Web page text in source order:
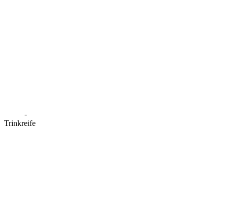
-
Trinkreife